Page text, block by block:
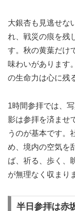
大銀杏も見逃せな
れ、戦災の痕を残
す。秋の黄葉だけ
味わいがあります
の生命力は心に残
1時間参拝では、
影は参拝を済ませ
うのが基本です。
め、境内の空気を
ば、祈る、歩く、
が無理なく収まり
半日参拝は赤